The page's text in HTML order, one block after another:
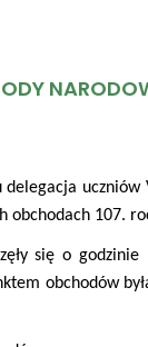
uczniów
obchodach 107.
się o
obchodów